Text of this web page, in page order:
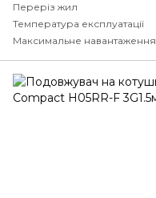
Переріз жил
Температура експлуатації
Максимальне навантаження